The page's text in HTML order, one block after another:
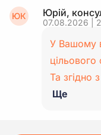
ЮК Юрій,
07.08.2026 |
У Вашому
цільового
Та згідно
Ще